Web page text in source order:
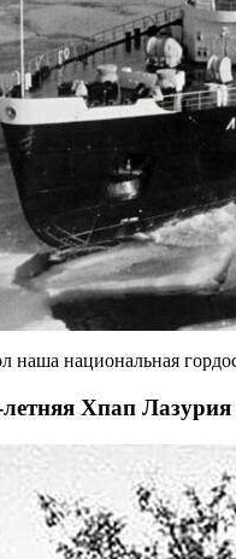
наша национальная
Хпап Лазурия